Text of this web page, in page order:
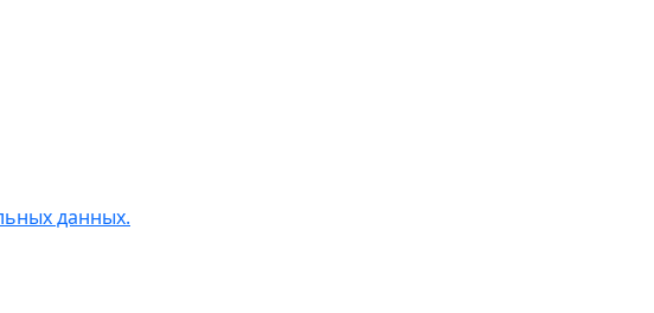
данных.